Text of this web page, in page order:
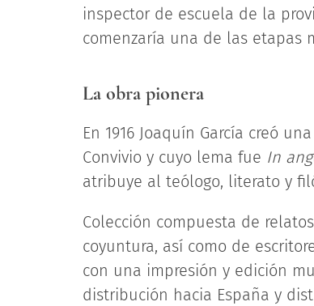
inspector de escuela de la
comenzaría una de las etapas
La obra pionera
En 1916 Joaquín García creó
Convivio y cuyo lema fue In
atribuye al teólogo, literato y
Colección compuesta de
coyuntura, así como de
con una impresión y edición
distribución hacia España y